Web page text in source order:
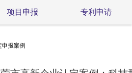
项目申报 专利申请
申报案例